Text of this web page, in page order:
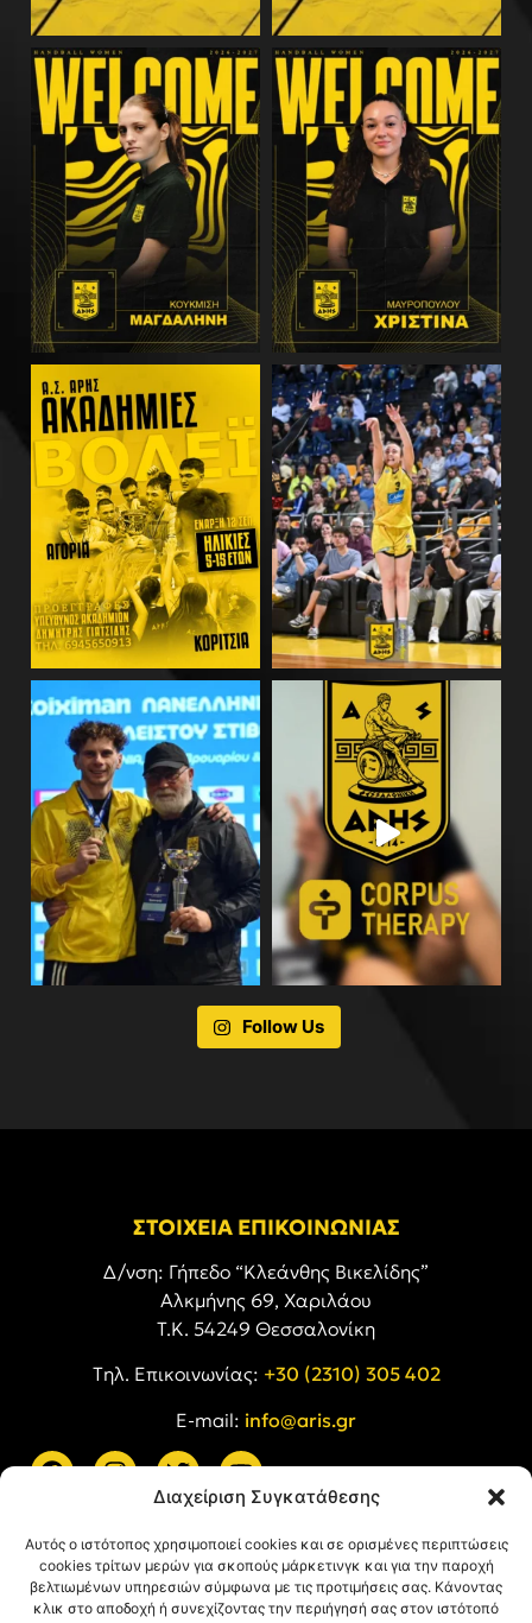
Διαχείριση Συγκατάθεσης
Αυτός ο ιστότοπος χρησιμοποιεί cookies και σε ορισμένες περιπτώσεις
cookies τρίτων μερών για σκοπούς μάρκετινγκ και για την παροχή
βελτιωμένων υπηρεσιών σύμφωνα με τις προτιμήσεις σας. Κάνοντας
κλικ στο αποδοχή ή συνεχίζοντας την περιήγησή σας στον ιστότοπό
Follow Us
ΣΤΟΙΧΕΙΑ ΕΠΙΚΟΙΝΩΝΙΑΣ
Δ/νση: Γήπεδο “Κλεάνθης Βικελίδης”
Αλκμήνης 69, Χαριλάου
Τ.Κ. 54249 Θεσσαλονίκη
Tηλ. Επικοινωνίας: +30 (2310) 305 402
E-mail: info@aris.gr